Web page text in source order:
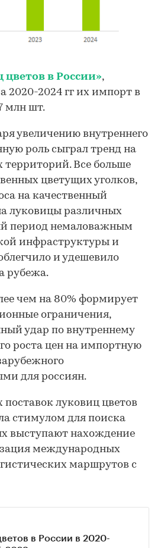
в России»,
2020-2024 гг их импорт в
млн шт.
увеличению внутреннего
роль сыграл тренд на
территорий. Все больше
цветущих уголков,
на качественный
луковицы различных
период немаловажным
инфраструктуры и
и удешевило
рубежа.
чем на 80% формирует
ограничения,
удар по внутреннему
роста цен на импортную
для россиян.
луковиц цветов
стимулом для поиска
выступают нахождение
международных
маршрутов с
в России в 2020-